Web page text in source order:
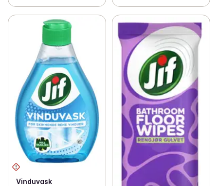
Vinduvask